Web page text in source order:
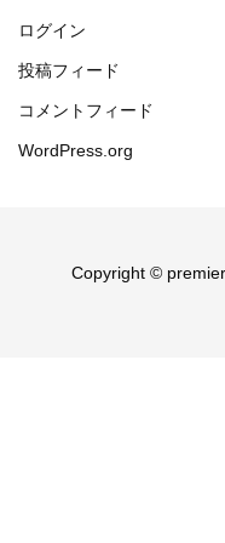
ログイン
投稿フィード
コメントフィード
WordPress.org
Copyright ©